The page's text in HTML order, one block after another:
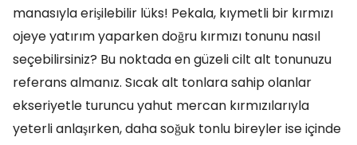
manasıyla erişilebilir lüks! Pekala, kıymetli bir kırmızı
ojeye yatırım yaparken doğru kırmızı tonunu nasıl
seçebilirsiniz? Bu noktada en güzeli cilt alt tonunuzu
referans almanız. Sıcak alt tonlara sahip olanlar
ekseriyetle turuncu yahut mercan kırmızılarıyla
yeterli anlaşırken, daha soğuk tonlu bireyler ise içinde